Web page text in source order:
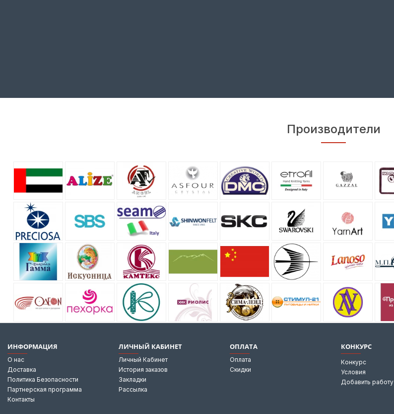
Производители
ИНФОРМАЦИЯ
О нас
Доставка
Политика Безопасности
Партнерская программа
Контакты
ЛИЧНЫЙ КАБИНЕТ
Личный Кабинет
История заказов
Закладки
Рассылка
ОПЛАТА
Оплата
Скидки
КОНКУРС
Конкурс
Условия
Добавить работу